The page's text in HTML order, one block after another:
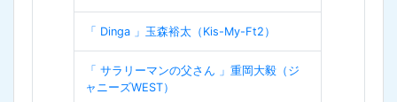
「 Dinga 」玉森裕太（Kis-My-Ft2）
「 サラリーマンの父さん 」重岡大毅（ジ
ャニーズWEST）